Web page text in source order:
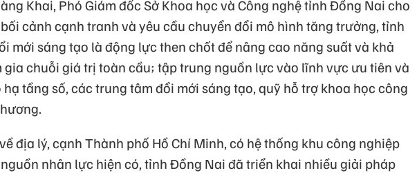
Khai, Phó Giám đốc Sở Khoa học và Công nghệ tỉnh Đồng Nai cho
cảnh cạnh tranh và yêu cầu chuyển đổi mô hình tăng trưởng, tỉnh
mới sáng tạo là động lực then chốt để nâng cao năng suất và khả
gia chuỗi giá trị toàn cầu; tập trung nguồn lực vào lĩnh vực ưu tiên và
tầng số, các trung tâm đổi mới sáng tạo, quỹ hỗ trợ khoa học công
địa lý, cạnh Thành phố Hồ Chí Minh, có hệ thống khu công nghiệp
nhân lực hiện có, tỉnh Đồng Nai đã triển khai nhiều giải pháp